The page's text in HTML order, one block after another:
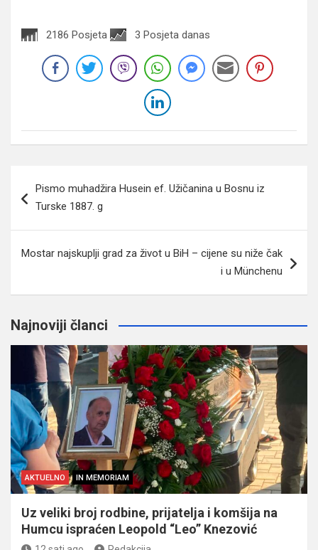
2186 Posjeta 3 Posjeta danas
članaka
Pismo muhadžira Husein ef. Užičanina u Bosnu iz
Turske 1887. g
Mostar najskuplji grad za život u BiH – cijene su niže čak
i u Münchenu
Najnoviji članci
AKTUELNO IN MEMORIAM
Uz veliki broj rodbine, prijatelja i komšija na
Humcu ispraćen Leopold “Leo” Knezović